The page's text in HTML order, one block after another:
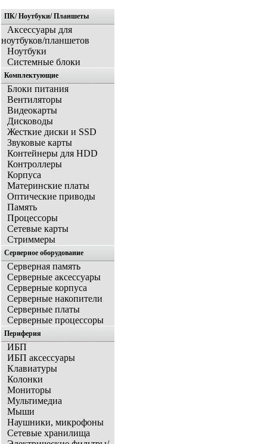
ПК/ Ноутбуки/ Планшеты
Аксессуары для
ноутбуков/планшетов
Ноутбуки
Системные блоки
Комплектующие
Блоки питания
Вентиляторы
Видеокарты
Дисководы
Жесткие диски и SSD
Звуковые карты
Контейнеры для HDD
Контроллеры
Корпуса
Материнские платы
Оптические приводы
Память
Процессоры
Сетевые карты
Стриммеры
Серверное оборудование
Серверная память
Серверные аксессуары
Серверные корпуса
Серверные накопители
Серверные платы
Серверные процессоры
Периферия
ИБП
ИБП аксессуары
Клавиатуры
Колонки
Мониторы
Мультимедиа
Мыши
Наушники, микрофоны
Сетевые хранилища